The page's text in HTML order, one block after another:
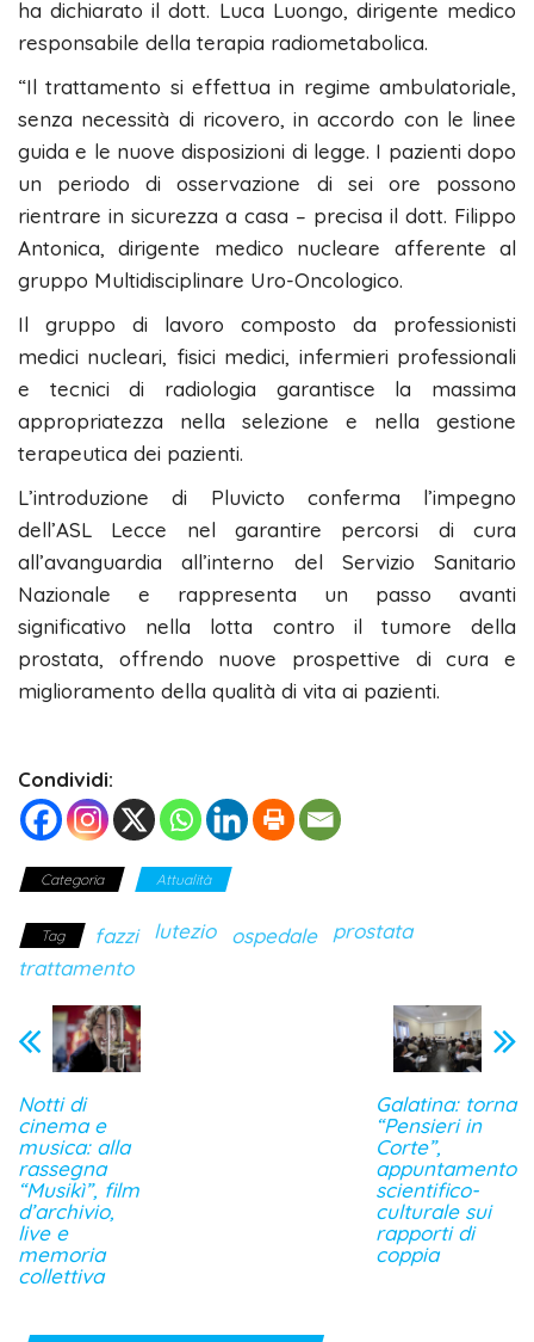
ha dichiarato il dott. Luca Luongo, dirigente medico
responsabile della terapia radiometabolica.
“Il trattamento si effettua in regime ambulatoriale,
senza necessità di ricovero, in accordo con le linee
guida e le nuove disposizioni di legge. I pazienti dopo
un periodo di osservazione di sei ore possono
rientrare in sicurezza a casa – precisa il dott. Filippo
Antonica, dirigente medico nucleare afferente al
gruppo Multidisciplinare Uro-Oncologico.
Il gruppo di lavoro composto da professionisti
medici nucleari, fisici medici, infermieri professionali
e tecnici di radiologia garantisce la massima
appropriatezza nella selezione e nella gestione
terapeutica dei pazienti.
L’introduzione di Pluvicto conferma l’impegno
dell’ASL Lecce nel garantire percorsi di cura
all’avanguardia all’interno del Servizio Sanitario
Nazionale e rappresenta un passo avanti
significativo nella lotta contro il tumore della
prostata, offrendo nuove prospettive di cura e
miglioramento della qualità di vita ai pazienti.
Condividi:
Categoria Attualità
Tag fazzi lutezio ospedale
prostata
trattamento
Notti di
cinema e
musica: alla
rassegna
“Musikì”, film
d’archivio,
live e
memoria
collettiva
Galatina: torna
“Pensieri in
Corte”,
appuntamento
scientifico-
culturale sui
rapporti di
coppia